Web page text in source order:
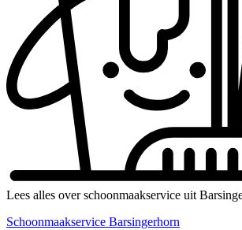
Lees alles over schoonmaakservice uit
Schoonmaakservice Barsingerhorn